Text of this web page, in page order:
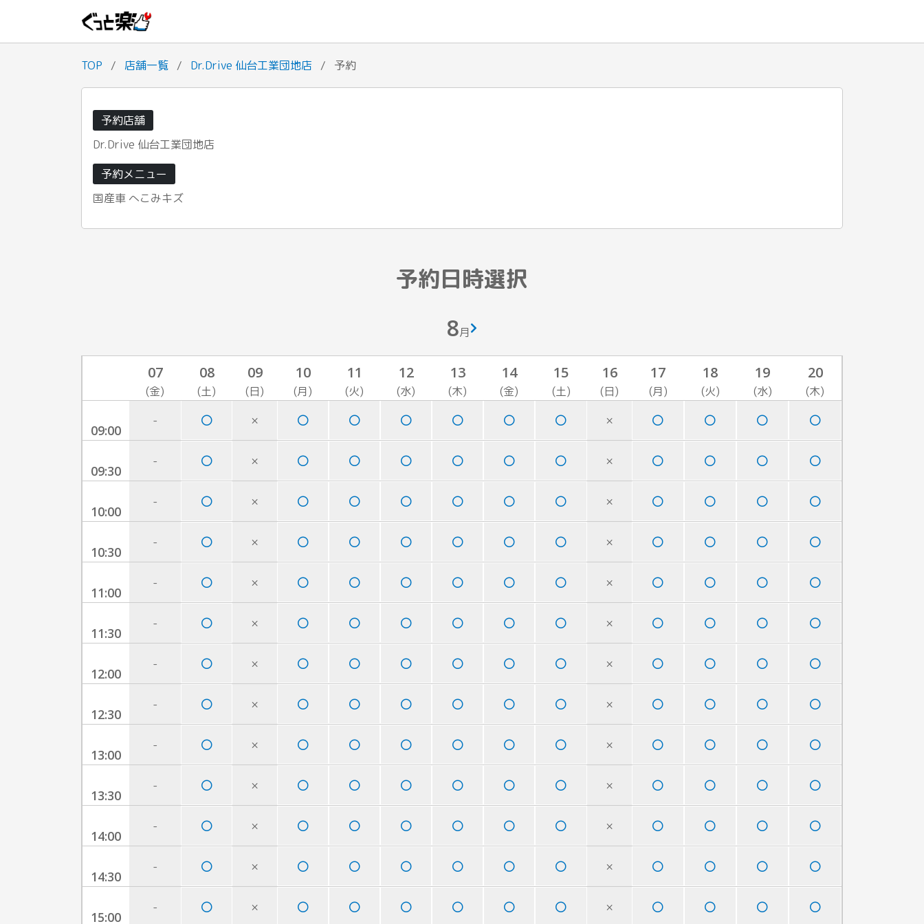
TOP / 店舗一覧 / Dr.Drive 仙台工業団地店 / 予約
予約店舗
Dr.Drive 仙台工業団地店
予約メニュー
国産車 へこみキズ
予約日時選択
8月
07
(金)
08
(土)
09
(日)
10
(月)
11
(火)
12
(水)
13
(木)
14
(金)
15
(土)
16
(日)
17
(月)
18
(火)
19
(水)
20
(木)
09:00
- × ×
09:30
- × ×
10:00
- × ×
10:30
- × ×
11:00
- × ×
11:30
- × ×
12:00
- × ×
12:30
- × ×
13:00
- × ×
13:30
- × ×
14:00
- × ×
14:30
- × ×
15:00
- × ×